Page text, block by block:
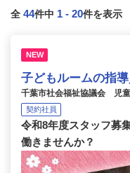
全 44件中 1 - 20件を表示
NEW
子どもルームの指
千葉市社会福祉協議会 児
契約社員
令和8年度スタッフ募
働きませんか？